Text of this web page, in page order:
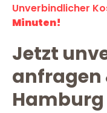
Unverbindlicher
Minuten!
Jetzt
anfragen